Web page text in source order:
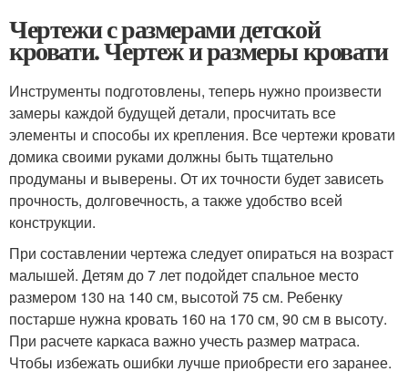
Чертежи с размерами детской
кровати. Чертеж и размеры кровати
Инструменты подготовлены, теперь нужно произвести
замеры каждой будущей детали, просчитать все
элементы и способы их крепления. Все чертежи кровати
домика своими руками должны быть тщательно
продуманы и выверены. От их точности будет зависеть
прочность, долговечность, а также удобство всей
конструкции.
При составлении чертежа следует опираться на возраст
малышей. Детям до 7 лет подойдет спальное место
размером 130 на 140 см, высотой 75 см. Ребенку
постарше нужна кровать 160 на 170 см, 90 см в высоту.
При расчете каркаса важно учесть размер матраса.
Чтобы избежать ошибки лучше приобрести его заранее.